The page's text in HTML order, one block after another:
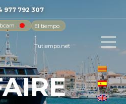
977 792 307
El tiempo
-
Tutiempo.net